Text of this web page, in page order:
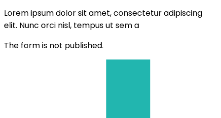
Lorem ipsum dolor sit amet, consectetur adipiscing
elit. Nunc orci nisl, tempus ut sem a
The form is not published.